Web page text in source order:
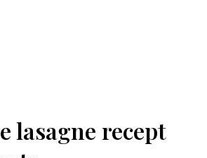
lasagne recept